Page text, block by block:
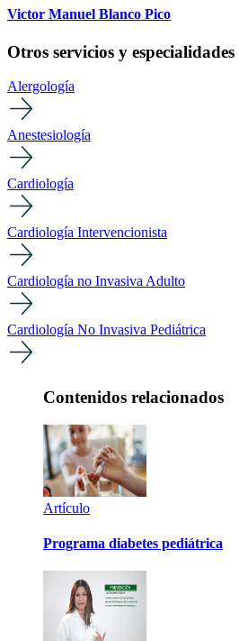
Victor Manuel Blanco Pico
Otros servicios y especialidades
Alergología
Anestesiología
Cardiología
Cardiología Intervencionista
Cardiología no Invasiva Adulto
Cardiología No Invasiva Pediátrica
Contenidos relacionados
Artículo
Programa diabetes pediátrica